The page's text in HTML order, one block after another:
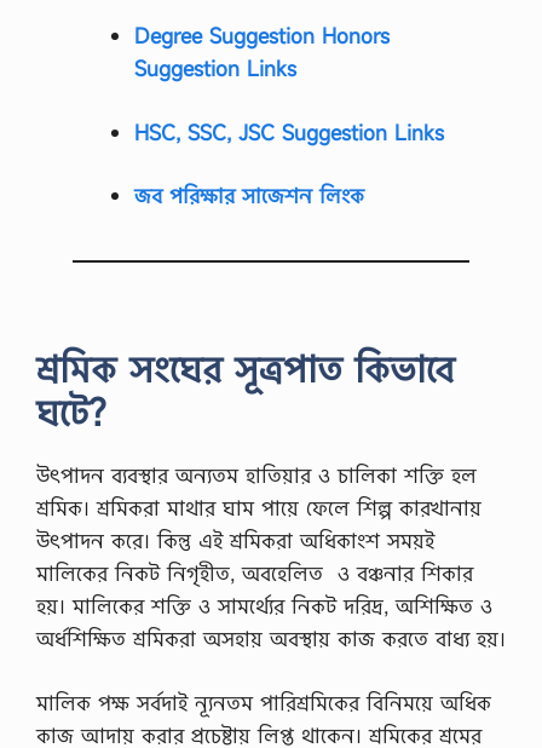
Degree Suggestion Honors
Suggestion Links
HSC, SSC, JSC Suggestion Links
জব পরিক্ষার সাজেশন লিংক
শ্রমিক সংঘের সূত্রপাত কিভাবে
ঘটে?
উৎপাদন ব্যবস্থার অন্যতম হাতিয়ার ও চালিকা শক্তি হল
শ্রমিক। শ্রমিকরা মাথার ঘাম পায়ে ফেলে শিল্প কারখানায়
উৎপাদন করে। কিন্তু এই শ্রমিকরা অধিকাংশ সময়ই
মালিকের নিকট নিগৃহীত, অবহেলিত ও বঞ্চনার শিকার
হয়। মালিকের শক্তি ও সামর্থ্যের নিকট দরিদ্র, অশিক্ষিত ও
অর্ধশিক্ষিত শ্রমিকরা অসহায় অবস্থায় কাজ করতে বাধ্য হয়।
মালিক পক্ষ সর্বদাই ন্যূনতম পারিশ্রমিকের বিনিময়ে অধিক
কাজ আদায় করার প্রচেষ্টায় লিপ্ত থাকেন। শ্রমিকের শ্রমের